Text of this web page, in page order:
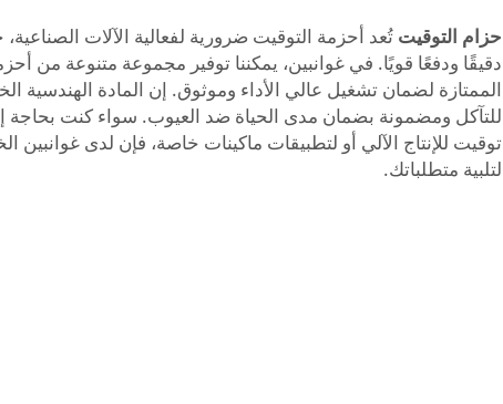
حزام التوقيت تُعد أحزمة التوقيت ضرورية لفعالية الآلات
دقيقًا ودفعًا قويًا. في غوانبين، يمكننا توفير مجموعة متنوعة من
الممتازة لضمان تشغيل عالي الأداء وموثوق. إن المادة الهندسية
للتآكل ومضمونة بضمان مدى الحياة ضد العيوب. سواء كنت بحاجة
توقيت للإنتاج الآلي أو لتطبيقات ماكينات خاصة، فإن لدى غوانبين
لتلبية متطلباتك.